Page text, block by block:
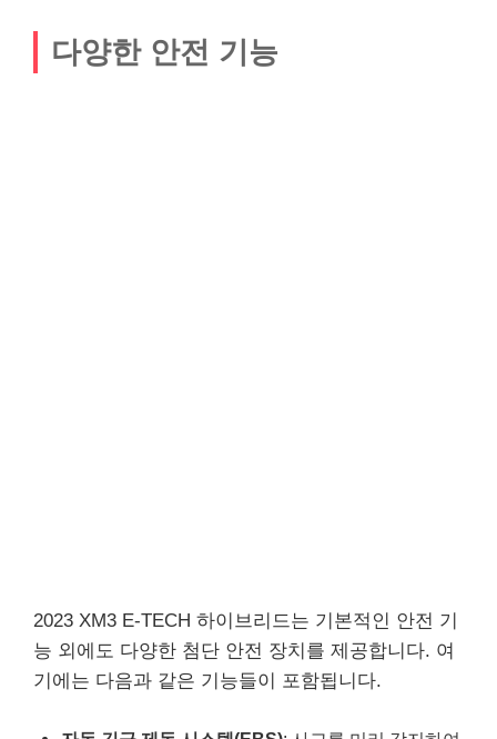
다양한 안전 기능
2023 XM3 E-TECH 하이브리드는 기본적인 안전 기
능 외에도 다양한 첨단 안전 장치를 제공합니다. 여
기에는 다음과 같은 기능들이 포함됩니다.